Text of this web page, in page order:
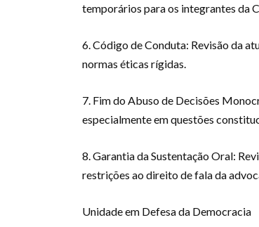
temporários para os integrantes da
6. Código de Conduta: Revisão da
normas éticas rígidas.
7. Fim do Abuso de Decisões
especialmente em questões
8. Garantia da Sustentação Oral:
restrições ao direito de fala da
Unidade em Defesa da Democracia